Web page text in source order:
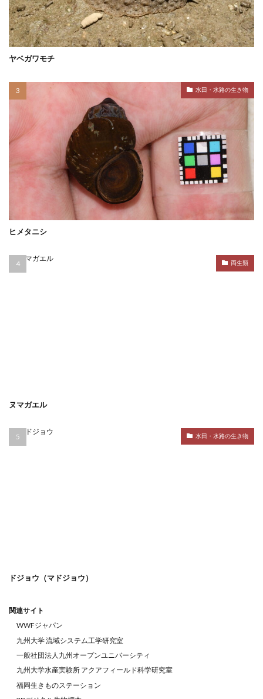
ヤベガワモチ
水田・水路の生き物
ヒメタニシ
両生類
ヌマガエル
水田・水路の生き物
ドジョウ（マドジョウ）
関連サイト
WWFジャパン
九州大学 流域システム工学研究室
一般社団法人九州オープンユニバーシティ
九州大学水産実験所 アクアフィールド科学研究室
福岡生きものステーション